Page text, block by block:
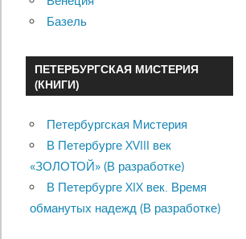
Базель
ПЕТЕРБУРГСКАЯ МИСТЕРИЯ
(КНИГИ)
Петербургская Мистерия
В Петербурге XVIII век
«ЗОЛОТОЙ» (В разработке)
В Петербурге XIX век. Время
обманутых надежд (В разработке)